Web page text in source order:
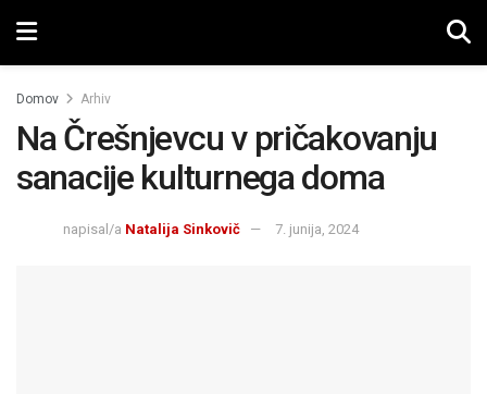
Domov Arhiv
Na Črešnjevcu v pričakovanju
sanacije kulturnega doma
napisal/a Natalija Sinkovič 7. junija, 2024